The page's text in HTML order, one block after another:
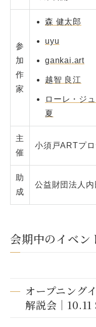
参
加
作
家
森 健太郎
uyu
gankai.art
越智 良江
ローレ・ジ
夏
主
催
小須戸ARTプ
助
成
公益財団法人
会期中のイベン
オープニング
解説会｜